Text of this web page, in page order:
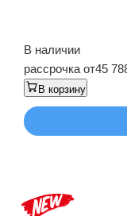
В наличии
рассрочка от45
В корзину